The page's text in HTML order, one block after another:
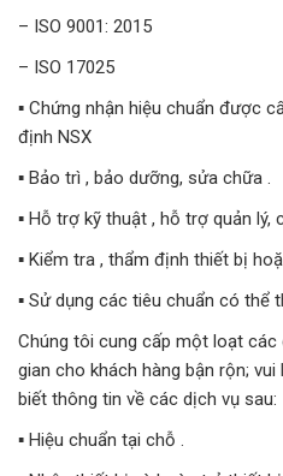
– ISO 9001: 2015
– ISO 17025
▪️ Chứng nhận hiệu chuẩn được
định NSX
▪️ Bảo trì , bảo dưỡng, sửa chữa .
▪️ Hỗ trợ kỹ thuật , hỗ trợ quản lý,
▪️ Kiểm tra , thẩm định thiết bị
▪️ Sử dụng các tiêu chuẩn có thể
Chúng tôi cung cấp một loạt
gian cho khách hàng bận rộn;
biết thông tin về các dịch vụ sau:
▪️ Hiệu chuẩn tại chỗ .